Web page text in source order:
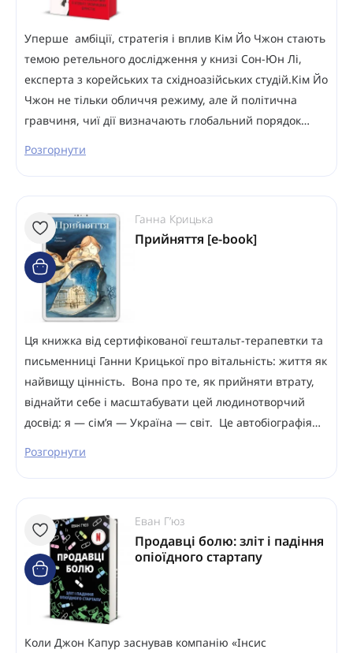
Уперше амбіції, стратегія і вплив Кім Йо Чжон стають
темою ретельного дослідження у книзі Сон-Юн Лі,
експерта з корейських та східноазійських студій.Кім Йо
Чжон не тільки обличчя режиму, але й політична
гравчиня, чиї дії визначають глобальний порядок…
Розгорнути
Ганна Крицька
Прийняття [e-book]
Ця книжка від сертифікованої гештальт-терапевтки та
письменниці Ганни Крицької про вітальність: життя як
найвищу цінність. Вона про те, як прийняти втрату,
віднайти себе і масштабувати цей людинотворчий
досвід: я — сім’я — Україна — світ. Це автобіографія…
Розгорнути
Еван Г’юз
Продавці болю: зліт і падіння
опіоїдного стартапу
Коли Джон Капур заснував компанію «Інсис